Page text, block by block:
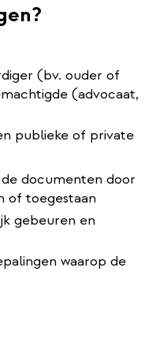
(bv. ouder of
(advocaat,
publieke of private
documenten door
of toegestaan
gebeuren en
waarop de